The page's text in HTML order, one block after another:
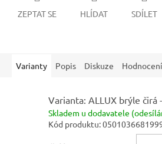
ZEPTAT SE HLÍDAT SDÍLET
Varianty Popis Diskuze Hodnocení
Varianta: ALLUX brýle čirá -
Skladem u dodavatele
Kód produktu: